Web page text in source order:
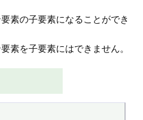
素の子要素になることができ
素を子要素にはできません。